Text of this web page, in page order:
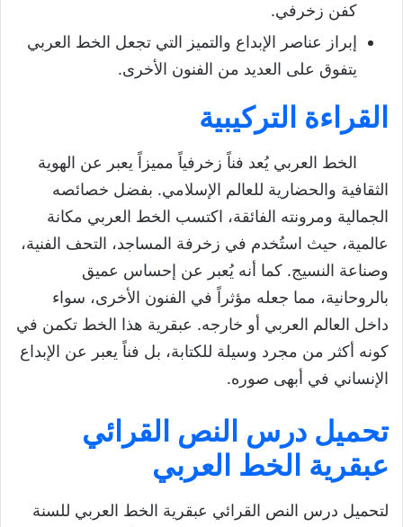
كفن زخرفي.
إبراز عناصر الإبداع والتميز التي تجعل الخط العربي
يتفوق على العديد من الفنون الأخرى.
القراءة التركيبية
الخط العربي يُعد فناً زخرفياً مميزاً يعبر عن الهوية
الثقافية والحضارية للعالم الإسلامي. بفضل خصائصه
الجمالية ومرونته الفائقة، اكتسب الخط العربي مكانة
عالمية، حيث استُخدم في زخرفة المساجد، التحف الفنية،
وصناعة النسيج. كما أنه يُعبر عن إحساس عميق
بالروحانية، مما جعله مؤثراً في الفنون الأخرى، سواء
داخل العالم العربي أو خارجه. عبقرية هذا الخط تكمن في
كونه أكثر من مجرد وسيلة للكتابة، بل فناً يعبر عن الإبداع
الإنساني في أبهى صوره.
تحميل درس النص القرائي
عبقرية الخط العربي
لتحميل درس النص القرائي عبقرية الخط العربي للسنة